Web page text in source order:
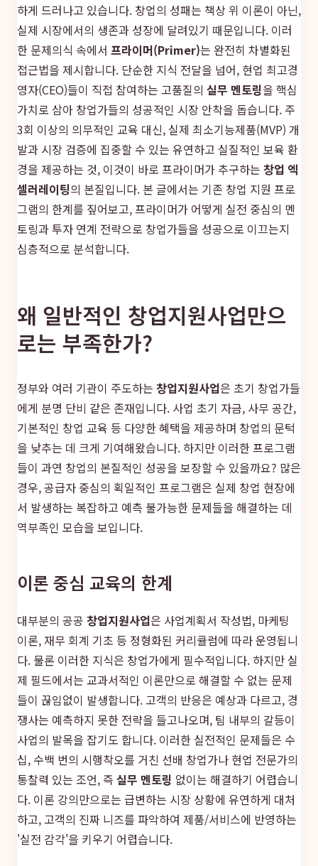
하게 드러나고 있습니다. 창업의 성패는 책상 위 이론이 아닌,
실제 시장에서의 생존과 성장에 달려있기 때문입니다. 이러
한 문제의식 속에서 프라이머(Primer)는 완전히 차별화된
접근법을 제시합니다. 단순한 지식 전달을 넘어, 현업 최고경
영자(CEO)들이 직접 참여하는 고품질의 실무 멘토링을 핵심
가치로 삼아 창업가들의 성공적인 시장 안착을 돕습니다. 주
3회 이상의 의무적인 교육 대신, 실제 최소기능제품(MVP) 개
발과 시장 검증에 집중할 수 있는 유연하고 실질적인 보육 환
경을 제공하는 것, 이것이 바로 프라이머가 추구하는 창업 엑
셀러레이팅의 본질입니다. 본 글에서는 기존 창업 지원 프로
그램의 한계를 짚어보고, 프라이머가 어떻게 실전 중심의 멘
토링과 투자 연계 전략으로 창업가들을 성공으로 이끄는지
심층적으로 분석합니다.
왜 일반적인 창업지원사업만으
로는 부족한가?
정부와 여러 기관이 주도하는 창업지원사업은 초기 창업가들
에게 분명 단비 같은 존재입니다. 사업 초기 자금, 사무 공간,
기본적인 창업 교육 등 다양한 혜택을 제공하며 창업의 문턱
을 낮추는 데 크게 기여해왔습니다. 하지만 이러한 프로그램
들이 과연 창업의 본질적인 성공을 보장할 수 있을까요? 많은
경우, 공급자 중심의 획일적인 프로그램은 실제 창업 현장에
서 발생하는 복잡하고 예측 불가능한 문제들을 해결하는 데
역부족인 모습을 보입니다.
이론 중심 교육의 한계
대부분의 공공 창업지원사업은 사업계획서 작성법, 마케팅
이론, 재무 회계 기초 등 정형화된 커리큘럼에 따라 운영됩니
다. 물론 이러한 지식은 창업가에게 필수적입니다. 하지만 실
제 필드에서는 교과서적인 이론만으로 해결할 수 없는 문제
들이 끊임없이 발생합니다. 고객의 반응은 예상과 다르고, 경
쟁사는 예측하지 못한 전략을 들고나오며, 팀 내부의 갈등이
사업의 발목을 잡기도 합니다. 이러한 실전적인 문제들은 수
십, 수백 번의 시행착오를 거친 선배 창업가나 현업 전문가의
통찰력 있는 조언, 즉 실무 멘토링 없이는 해결하기 어렵습니
다. 이론 강의만으로는 급변하는 시장 상황에 유연하게 대처
하고, 고객의 진짜 니즈를 파악하여 제품/서비스에 반영하는
'실전 감각'을 키우기 어렵습니다.